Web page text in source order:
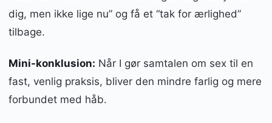
dig, men ikke lige nu” og få et “tak for ærlighed”
tilbage.
Mini-konklusion: Når I gør samtalen om sex til en
fast, venlig praksis, bliver den mindre farlig og mere
forbundet med håb.